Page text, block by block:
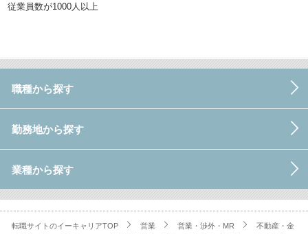
従業員数が1000人以上
職種から探す
勤務地から探す
業種から探す
転職サイトのイーキャリアTOP 営業 営業・渉外・MR
不動産・金